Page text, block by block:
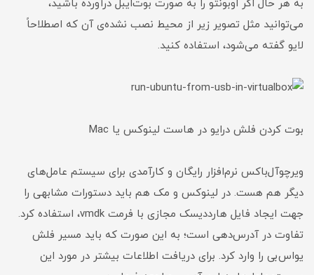
به هر حال اگر اوبونتو را به صورت بوت‌ایبل درآورده باشید،
می‌توانید مثل تصویر زیر از محیط نصب نشده‌ی آن که اصطلاحاً
لایو گفته می‌شود، استفاده کنید.
بوت کردن فلش درایو در هاست لینوکس یا Mac
ویرچوآل‌باکس نرم‌افزار رایگان و کارآمدی برای سیستم عامل‌های
دیگر هم هست. در لینوکس و مک هم باید دستورات مشابهی را
جهت ایجاد فایل هارددیسک مجازی با فرمت vmdk، استفاده کرد.
تفاوت در آدرس‌دهی است؛ به این صورت که باید مسیر فلش
یو‌اس‌بی را وارد کرد. برای دریافت اطلاعات بیشتر در مورد این